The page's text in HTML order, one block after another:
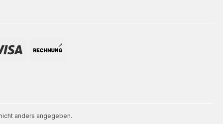
anders angegeben.